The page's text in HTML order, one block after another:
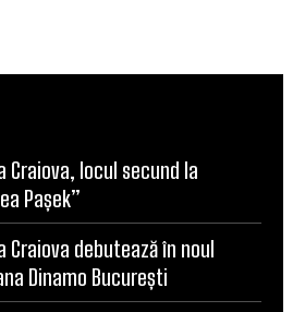
Craiova, locul secund la
Pașek”
Craiova debutează în noul
Dinamo București